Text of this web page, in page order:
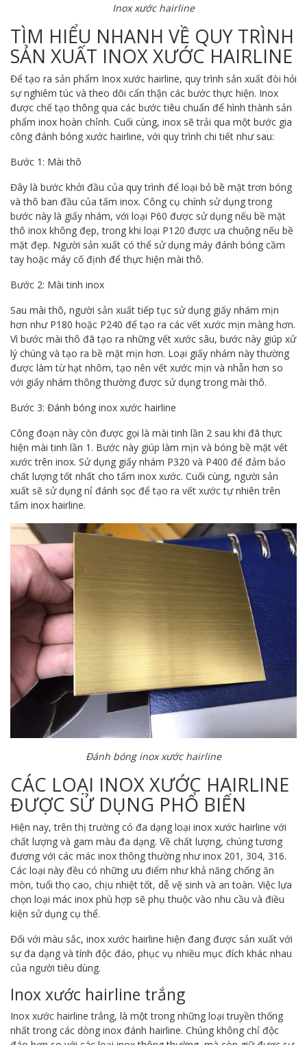
Inox xước hairline
TÌM HIỂU NHANH VỀ QUY TRÌNH
SẢN XUẤT INOX XƯỚC HAIRLINE
Để tạo ra sản phẩm Inox xước hairline, quy trình sản xuất đòi hỏi
sự nghiêm túc và theo dõi cẩn thận các bước thực hiện. Inox
được chế tạo thông qua các bước tiêu chuẩn để hình thành sản
phẩm inox hoàn chỉnh. Cuối cùng, inox sẽ trải qua một bước gia
công đánh bóng xước hairline, với quy trình chi tiết như sau:
Bước 1: Mài thô
Đây là bước khởi đầu của quy trình để loại bỏ bề mặt trơn bóng
và thô ban đầu của tấm inox. Công cụ chính sử dụng trong
bước này là giấy nhám, với loại P60 được sử dụng nếu bề mặt
thô inox không đẹp, trong khi loại P120 được ưa chuộng nếu bề
mặt đẹp. Người sản xuất có thể sử dụng máy đánh bóng cầm
tay hoặc máy cố định để thực hiện mài thô.
Bước 2: Mài tinh inox
Sau mài thô, người sản xuất tiếp tục sử dụng giấy nhám mịn
hơn như P180 hoặc P240 để tạo ra các vết xước mịn màng hơn.
Vì bước mài thô đã tạo ra những vết xước sâu, bước này giúp xử
lý chúng và tạo ra bề mặt mịn hơn. Loại giấy nhám này thường
được làm từ hạt nhôm, tạo nên vết xước mịn và nhẵn hơn so
với giấy nhám thông thường được sử dụng trong mài thô.
Bước 3: Đánh bóng inox xước hairline
Công đoạn này còn được gọi là mài tinh lần 2 sau khi đã thực
hiện mài tinh lần 1. Bước này giúp làm mịn và bóng bề mặt vết
xước trên inox. Sử dụng giấy nhám P320 và P400 để đảm bảo
chất lượng tốt nhất cho tấm inox xước. Cuối cùng, người sản
xuất sẽ sử dụng nỉ đánh sọc để tạo ra vết xước tự nhiên trên
tấm inox hairline.
Đánh bóng inox xước hairline
CÁC LOẠI INOX XƯỚC HAIRLINE
ĐƯỢC SỬ DỤNG PHỔ BIẾN
Hiện nay, trên thị trường có đa dạng loại inox xước hairline với
chất lượng và gam màu đa dạng. Về chất lượng, chúng tương
đương với các mác inox thông thường như inox 201, 304, 316.
Các loại này đều có những ưu điểm như khả năng chống ăn
mòn, tuổi thọ cao, chịu nhiệt tốt, dễ vệ sinh và an toàn. Việc lựa
chọn loại mác inox phù hợp sẽ phụ thuộc vào nhu cầu và điều
kiện sử dụng cụ thể.
Đối với màu sắc, inox xước hairline hiện đang được sản xuất với
sự đa dạng và tính độc đáo, phục vụ nhiều mục đích khác nhau
của người tiêu dùng.
Inox xước hairline trắng
Inox xước hairline trắng, là một trong những loại truyền thống
nhất trong các dòng inox đánh hairline. Chúng không chỉ độc